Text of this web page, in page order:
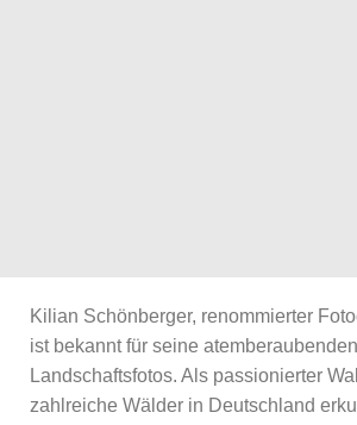
Kilian Schönberger, renommierter
ist bekannt für seine atemberaubenden
Landschaftsfotos. Als passionierter
zahlreiche Wälder in Deutschland